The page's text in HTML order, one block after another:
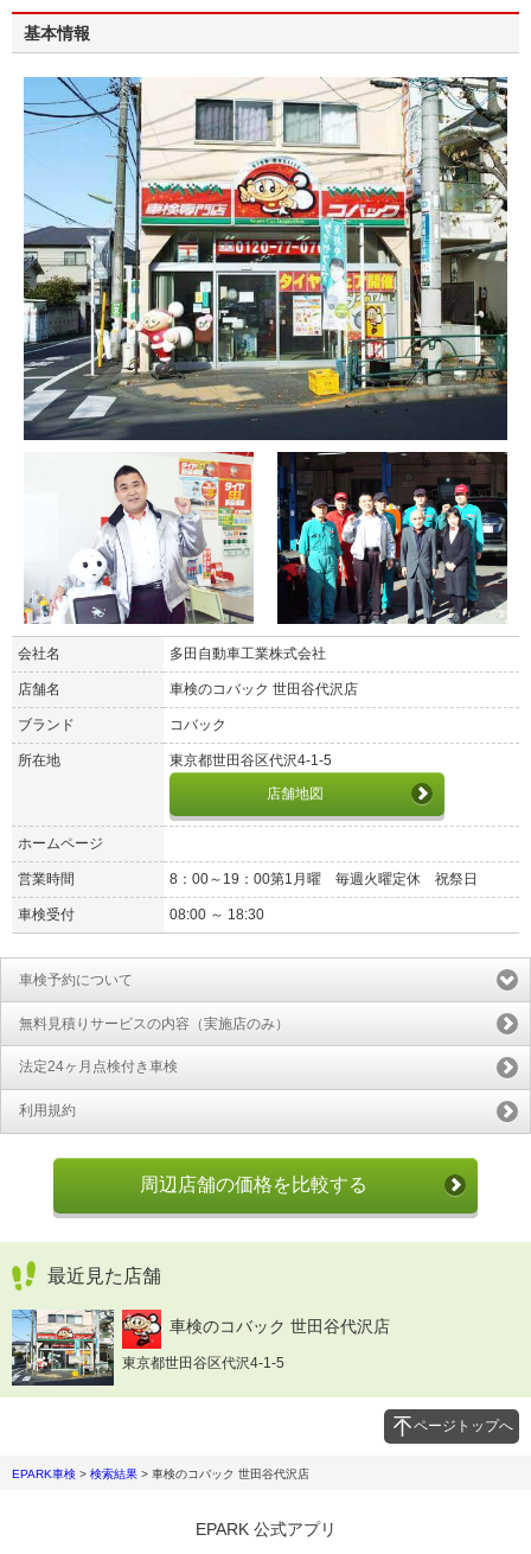
※輸入車・１BOX車・RV車（コバック規定による）
の車検の場合、別途費用が発生いたします。
詳細は店舗スタッフまでお問い合わせください。
基本情報
会社名 多田自動車工業株式会社
店舗名 車検のコバック 世田谷代沢店
ブランド コバック
所在地
東京都世田谷区代沢4-1-5
店舗地図
ホームページ
営業時間 8：00～19：00第1月曜 毎週火曜定休 祝祭日
車検受付 08:00 ～ 18:30
車検予約について
無料見積りサービスの内容（実施店のみ）
法定24ヶ月点検付き車検
利用規約
周辺店舗の価格を比較する
最近見た店舗
車検のコバック 世田谷代沢店
東京都世田谷区代沢4-1-5
ページトップへ
EPARK車検 > 検索結果 > 車検のコバック 世田谷代沢店